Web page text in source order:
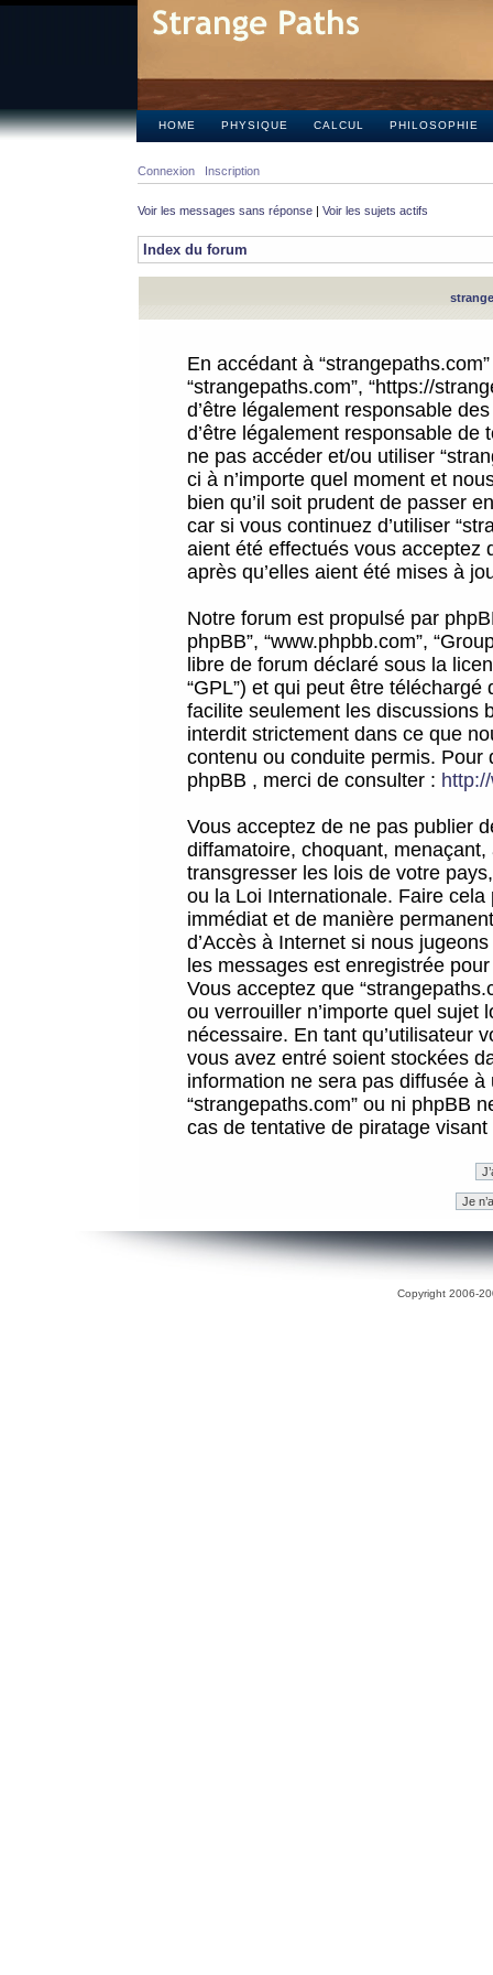
HOME PHYSIQUE CALCUL PHILOSOPHIE
Connexion Inscription
Voir les messages sans réponse | Voir les sujets actifs
Index du forum
En accédant à
“strangepaths.com”, “https://
d’être légalement responsable
d’être légalement responsable
ne pas accéder et/ou utiliser
ci à n’importe quel moment et
bien qu’il soit prudent de passer
car si vous continuez d’utiliser
aient été effectués vous acceptez
après qu’elles aient été mises à
Notre forum est propulsé par
phpBB”, “www.phpbb.com”,
libre de forum déclaré sous la
“GPL”) et qui peut être téléchargé
facilite seulement les discussions
interdit strictement dans ce que
contenu ou conduite permis.
phpBB , merci de consulter :
Vous acceptez de ne pas publier
diffamatoire, choquant,
transgresser les lois de votre
ou la Loi Internationale. Faire
immédiat et de manière
d’Accès à Internet si nous
les messages est enregistrée
Vous acceptez que
ou verrouiller n’importe quel sujet
nécessaire. En tant qu’utilisateur
vous avez entré soient stockées
information ne sera pas diffusée
“strangepaths.com” ou ni phpBB
cas de tentative de piratage
Copyright 2006-